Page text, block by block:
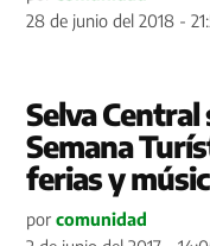
28 de junio del 2018 -
Selva
Semana
ferias y
por comunidad